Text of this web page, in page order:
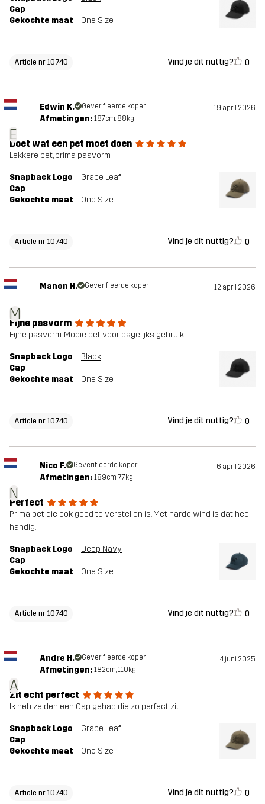
Cap
Gekochte maat One Size
Article nr 10740 Vind je dit nuttig? 0
E
Edwin K. Geverifieerde koper 19 april 2026
Afmetingen: 187cm, 88kg
Doet wat een pet moet doen
Lekkere pet, prima pasvorm
Snapback Logo
Cap
Grape Leaf
Gekochte maat One Size
Article nr 10740 Vind je dit nuttig? 0
M
Manon H. Geverifieerde koper 12 april 2026
Fijne pasvorm
Fijne pasvorm. Mooie pet voor dagelijks gebruik
Snapback Logo
Cap
Black
Gekochte maat One Size
Article nr 10740 Vind je dit nuttig? 0
N
Nico F. Geverifieerde koper 6 april 2026
Afmetingen: 189cm, 77kg
Perfect
Prima pet die ook goed te verstellen is. Met harde wind is dat heel
handig.
Snapback Logo
Cap
Deep Navy
Gekochte maat One Size
Article nr 10740 Vind je dit nuttig? 0
A
Andre H. Geverifieerde koper 4 juni 2025
Afmetingen: 182cm, 110kg
Zit echt perfect
Ik heb zelden een Cap gehad die zo perfect zit.
Snapback Logo
Cap
Grape Leaf
Gekochte maat One Size
Article nr 10740 Vind je dit nuttig? 0